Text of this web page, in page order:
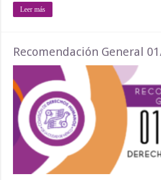
Leer más
Recomendación General